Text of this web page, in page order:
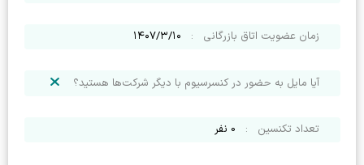
زمان عضویت اتاق بازرگانی : ۱۴۰۷/۳/۱۰
آیا مایل به حضور در کنسرسیوم با دیگر شرکت‌ها هستید؟
تعداد تکنسین :
0 نفر